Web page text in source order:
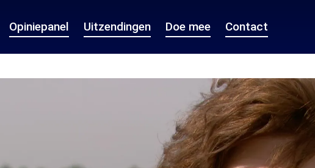
Opiniepanel Uitzendingen Doe mee Contact